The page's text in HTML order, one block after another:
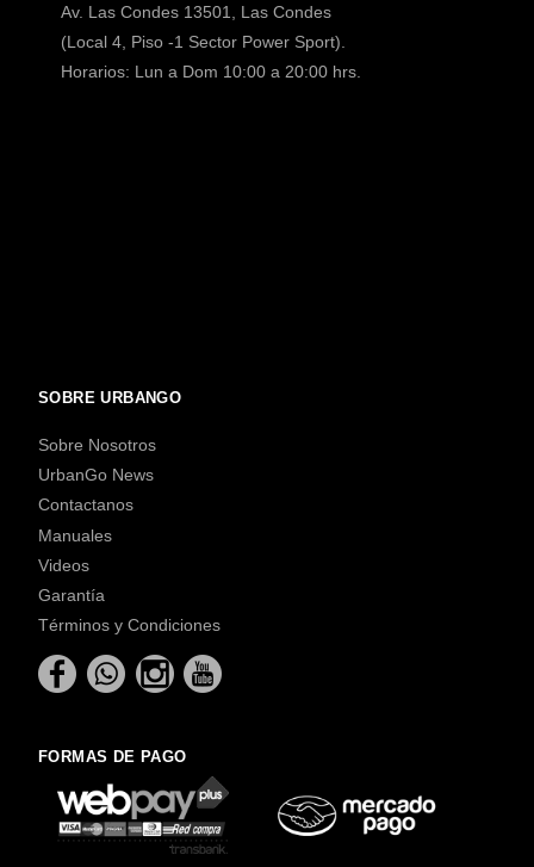
Av. Las Condes 13501, Las Condes
(Local 4, Piso -1 Sector Power Sport).
Horarios: Lun a Dom 10:00 a 20:00 hrs.
SOBRE URBANGO
Sobre Nosotros
UrbanGo News
Contactanos
Manuales
Videos
Garantía
Términos y Condiciones
FORMAS DE PAGO